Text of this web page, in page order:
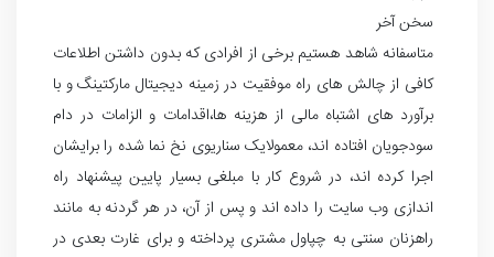
سخن آخر
متاسفانه شاهد هستیم برخی از افرادی که بدون داشتن اطلاعات
کافی از چالش های راه موفقیت در زمینه دیجیتال مارکتینگ و با
برآورد های اشتباه مالی از هزینه ها،اقدامات و الزامات در دام
سودجویان افتاده اند، معمولایک سناریوی نخ نما شده را برایشان
اجرا کرده اند، در شروع کار با مبلغی بسیار پایین پیشنهاد راه
اندازی وب سایت را داده اند و پس از آن، در هر گردنه به مانند
راهزنان سنتی به چپاول مشتری پرداخته و برای غارت بعدی در